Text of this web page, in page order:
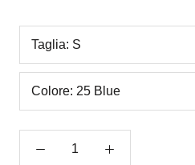
Taglia: S
Colore: 25 Blue